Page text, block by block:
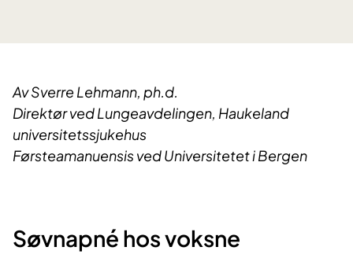
Av Sverre Lehmann, ph.d.
Direktør ved Lungeavdelingen, Haukeland
universitetssjukehus
Førsteamanuensis ved Universitetet i Bergen
Søvnapné hos voksne